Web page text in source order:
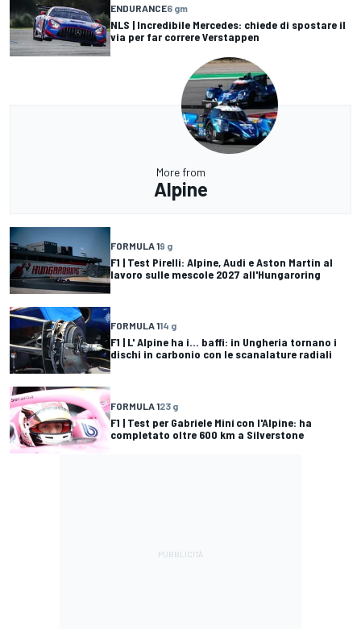
ENDURANCE6 gm
NLS | Incredibile Mercedes: chiede di spostare il
via per far correre Verstappen
More from
Alpine
FORMULA 19 g
F1 | Test Pirelli: Alpine, Audi e Aston Martin al
lavoro sulle mescole 2027 all'Hungaroring
FORMULA 114 g
F1 | L' Alpine ha i... baffi: in Ungheria tornano i
dischi in carbonio con le scanalature radiali
FORMULA 123 g
F1 | Test per Gabriele Miní con l'Alpine: ha
completato oltre 600 km a Silverstone